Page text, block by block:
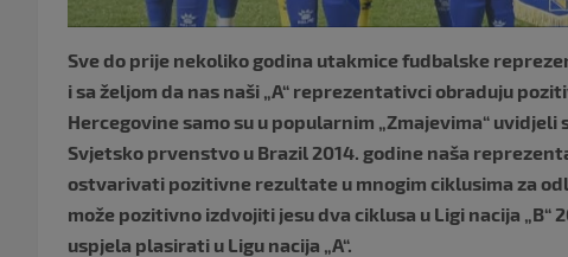
Sve do prije nekoliko godina utakmice fudbalske
i sa željom da nas naši „A“ reprezentativci obraduju
Hercegovine samo su u popularnim „Zmajevima“
Svjetsko prvenstvo u Brazil 2014. godine naša
ostvarivati pozitivne rezultate u mnogim ciklusima za
može pozitivno izdvojiti jesu dva ciklusa u Ligi nacija „B“
uspjela plasirati u Ligu nacija „A“.